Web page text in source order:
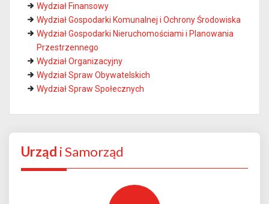
Wydział Finansowy
Wydział Gospodarki Komunalnej i Ochrony Środowiska
Wydział Gospodarki Nieruchomościami i Planowania
Przestrzennego
Wydział Organizacyjny
Wydział Spraw Obywatelskich
Wydział Spraw Społecznych
Urząd i Samorząd